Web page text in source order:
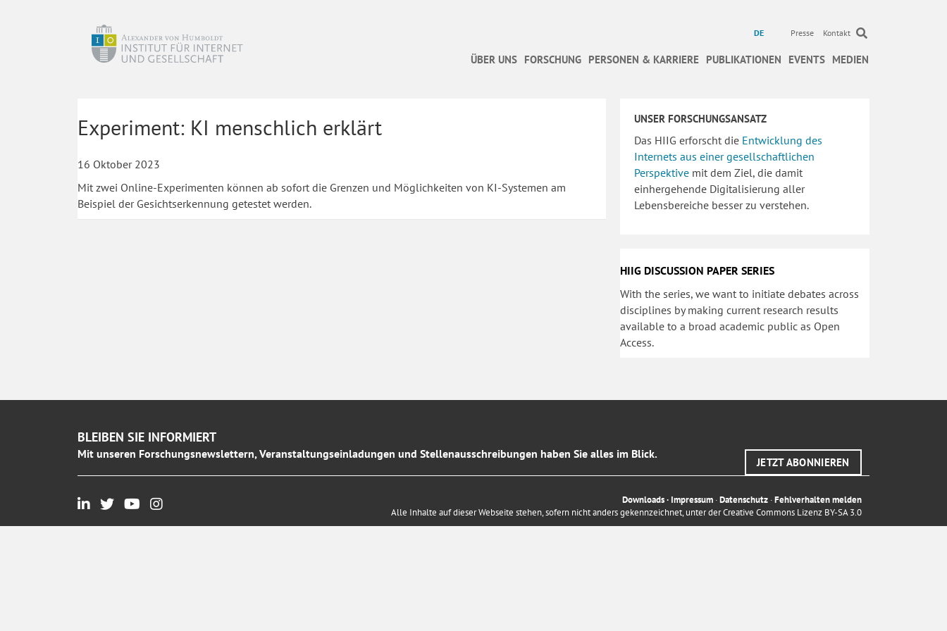
DE Presse Kontakt
ÜBER UNS FORSCHUNG PERSONEN & KARRIERE PUBLIKATIONEN EVENTS MEDIEN
Experiment: KI menschlich erklärt
16 Oktober 2023
Mit zwei Online-Experimenten können ab sofort die Grenzen und Möglichkeiten von KI-Systemen am
Beispiel der Gesichtserkennung getestet werden.
UNSER FORSCHUNGSANSATZ
Das HIIG erforscht die Entwicklung des
Internets aus einer gesellschaftlichen
Perspektive mit dem Ziel, die damit
einhergehende Digitalisierung aller
Lebensbereiche besser zu verstehen.
HIIG DISCUSSION PAPER SERIES
With the series, we want to initiate debates across
disciplines by making current research results
available to a broad academic public as Open
Access.
BLEIBEN SIE INFORMIERT
Mit unseren Forschungsnewslettern, Veranstaltungseinladungen und Stellenausschreibungen haben Sie alles im Blick.
JETZT ABONNIEREN
Downloads·Impressum·Datenschutz·Fehlverhalten melden
Alle Inhalte auf dieser Webseite stehen, sofern nicht anders gekennzeichnet, unter derCreative Commons Lizenz BY-SA 3.0